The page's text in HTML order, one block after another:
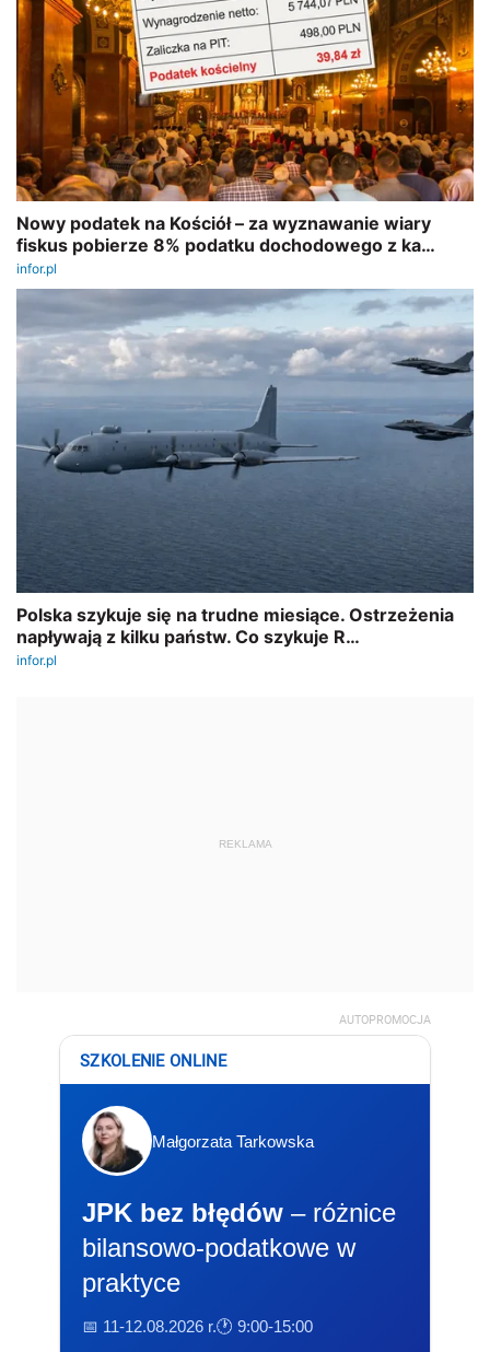
REKLAMA
AUTOPROMOCJA
SZKOLENIE ONLINE
Małgorzata Tarkowska
JPK bez błędów – różnice
bilansowo-podatkowe w
praktyce
📅 11-12.08.2026 r.🕐 9:00-15:00